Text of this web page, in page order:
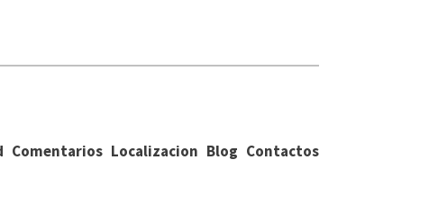
Comentarios Localizacion Blog Contactos